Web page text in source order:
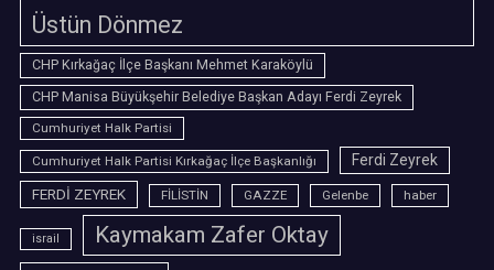
Üstün Dönmez
CHP Kırkağaç İlçe Başkanı Mehmet Karaköylü
CHP Manisa Büyükşehir Belediye Başkan Adayı Ferdi Zeyrek
Cumhuriyet Halk Partisi
Cumhuriyet Halk Partisi Kırkağaç İlçe Başkanlığı
Ferdi Zeyrek
FERDİ ZEYREK
FİLİSTİN GAZZE Gelenbe haber
israil Kaymakam Zafer Oktay